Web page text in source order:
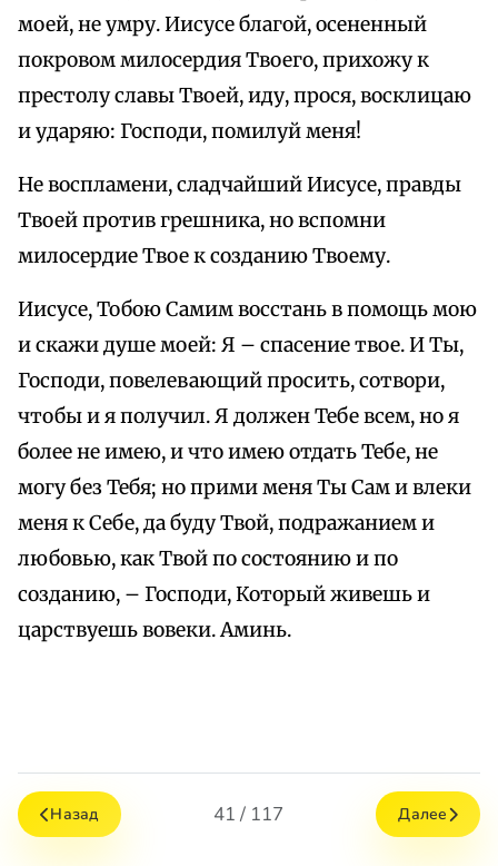
моей, не умру. Иисусе благой, осененный
покровом милосердия Твоего, прихожу к
престолу славы Твоей, иду, прося, восклицаю
и ударяю: Господи, помилуй меня!
Не воспламени, сладчайший Иисусе, правды
Твоей против грешника, но вспомни
милосердие Твое к созданию Твоему.
Иисусе, Тобою Самим восстань в помощь мою
и скажи душе моей: Я – спасение твое. И Ты,
Господи, повелевающий просить, сотвори,
чтобы и я получил. Я должен Тебе всем, но я
более не имею, и что имею отдать Тебе, не
могу без Тебя; но прими меня Ты Сам и влеки
меня к Себе, да буду Твой, подражанием и
любовью, как Твой по состоянию и по
созданию, – Господи, Который живешь и
царствуешь вовеки. Аминь.
Назад 41 / 117 Далее